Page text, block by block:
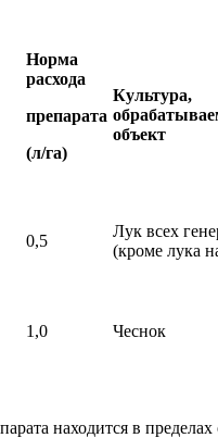
Норма
расхода
препарата
(л/га)
Культура,
объект
0,5
Лук всех
(кроме лука
1,0 Чеснок
находится в